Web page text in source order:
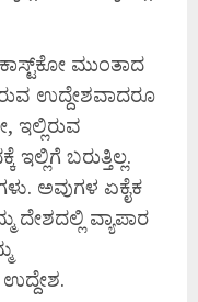
ಮುಂತಾದ
ಉದ್ದೇಶವಾದರೂ
ಇಲ್ಲಿರುವ
ಬರುತ್ತಿಲ್ಲ.
ಅವುಗಳ ಏಕೈಕ
ದೇಶದಲ್ಲಿ ವ್ಯಾಪಾರ